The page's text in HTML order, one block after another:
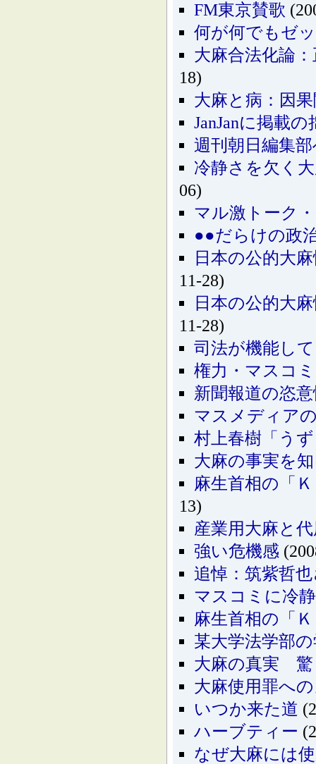
FM東京賛歌
何が何でもゼ
大麻合法化論
18)
大麻と病：因
JanJanに掲載
週刊朝日編集
冷静さを欠く
06)
マル激トーク
●●だらけの政
日本の公的大
11-28)
日本の公的大
11-28)
司法が機能し
権力・マスコ
新聞報道の恣
マスメディア
村上春樹「う
大麻の事実を
麻生首相の「
13)
産業用大麻と
強い危機感
追悼：筑紫哲
マスコミに冷
麻生首相の「
某大学法学部
大麻の真実 驚
大麻使用罪へ
いつか来た道
ハーブティー
なぜ大麻には